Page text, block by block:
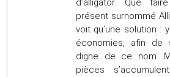
d’alligator. Que
présent surnommé
voit qu’une solution :
économies, afin de
digne de ce nom.
pièces